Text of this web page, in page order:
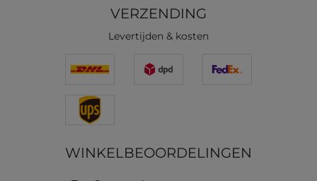
VERZENDING
Levertijden & kosten
WINKELBEOORDELINGEN